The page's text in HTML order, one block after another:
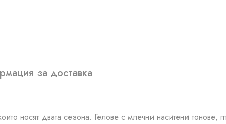
за доставка
носят двата сезона. Гелове с млечни наситени тонове,